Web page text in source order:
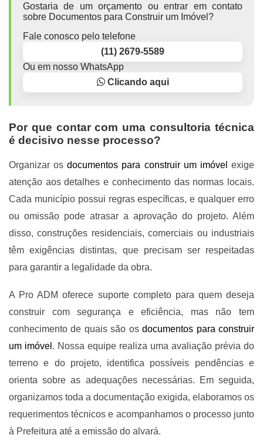
Gostaria de um orçamento ou entrar em contato
sobre Documentos para Construir um Imóvel?
Fale conosco pelo telefone
(11) 2679-5589
Ou em nosso WhatsApp
Clicando aqui
Por que contar com uma consultoria técnica
é decisivo nesse processo?
Organizar osdocumentos para construir um imóvel exige
atenção aos detalhes e conhecimento das normas locais.
Cada município possui regras específicas, e qualquer erro
ou omissão pode atrasar a aprovação do projeto. Além
disso, construções residenciais, comerciais ou industriais
têm exigências distintas, que precisam ser respeitadas
para garantir a legalidade da obra.
A Pro ADM oferece suporte completo para quem deseja
construir com segurança e eficiência, mas não tem
conhecimento de quais são osdocumentos para construir
um imóvel . Nossa equipe realiza uma avaliação prévia do
terreno e do projeto, identifica possíveis pendências e
orienta sobre as adequações necessárias. Em seguida,
organizamos toda a documentação exigida, elaboramos os
requerimentos técnicos e acompanhamos o processo junto
à Prefeitura até a emissão do alvará.